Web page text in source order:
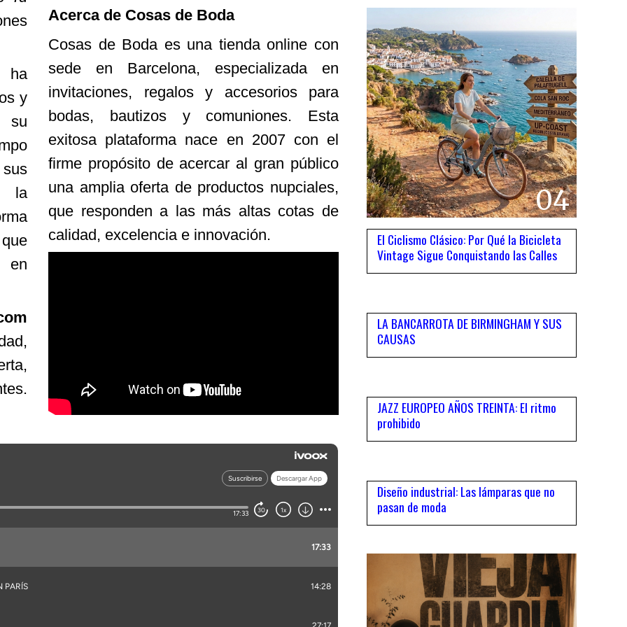
y
su
la
Acerca de Cosas de Boda
Cosas de Boda es una tienda online con
sede en Barcelona, especializada en
invitaciones, regalos y accesorios para
bodas, bautizos y comuniones. Esta
exitosa plataforma nace en 2007 con el
firme propósito de acercar al gran público
una amplia oferta de productos nupciales,
que responden a las más altas cotas de
calidad, excelencia e innovación.
04
El Ciclismo Clásico: Por Qué la Bicicleta
Vintage Sigue Conquistando las Calles
05
LA BANCARROTA DE BIRMINGHAM Y SUS
CAUSAS
06
JAZZ EUROPEO AÑOS TREINTA: El ritmo
prohibido
07
Diseño industrial: Las lámparas que no
pasan de moda